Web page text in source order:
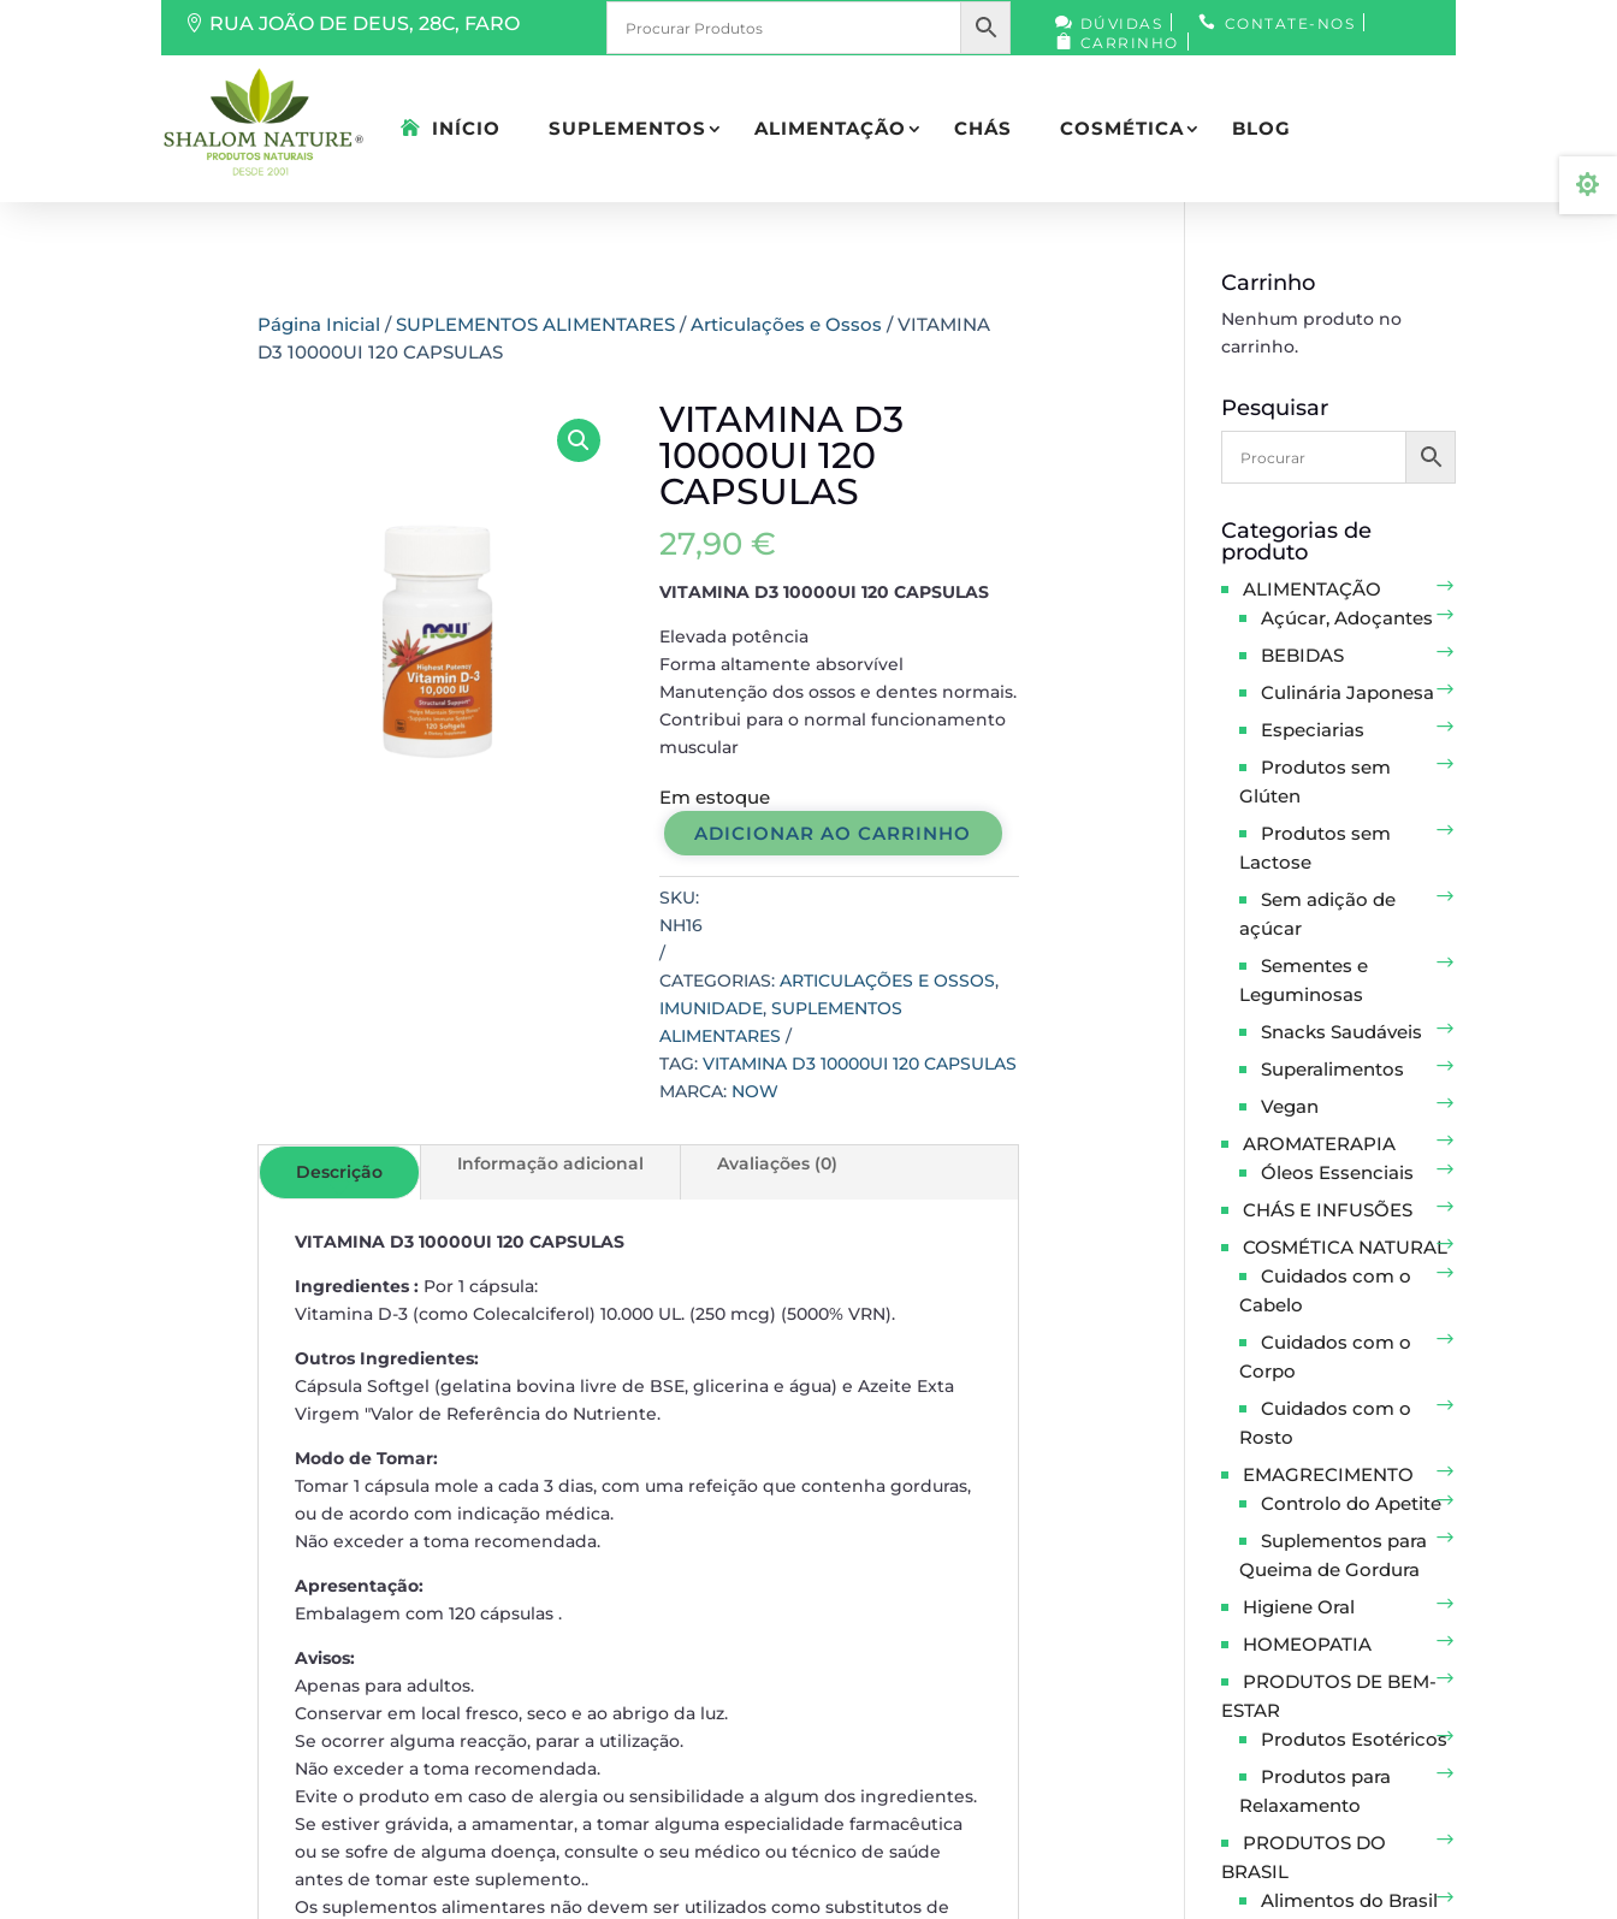
RUA JOÃO DE DEUS, 28C, FARO DÚVIDAS
CONTATE-NOS
CARRINHO
INÍCIO SUPLEMENTOS ALIMENTAÇÃO CHÁS COSMÉTICA BLOG
Página Inicial /SUPLEMENTOS ALIMENTARES/Articulações e Ossos / VITAMINA
D3 10000UI 120 CAPSULAS
VITAMINA D3
10000UI 120
CAPSULAS
27,90 €
VITAMINA D3 10000UI 120 CAPSULAS
Elevada potência
Forma altamente absorvível
Manutenção dos ossos e dentes normais.
Contribui para o normal funcionamento
muscular
Em estoque
VITAMINA
D3
10000UI
120
CAPSULAS
quantidade
ADICIONAR AO CARRINHO
SKU:
NH16
CATEGORIAS: ARTICULAÇÕES E OSSOS,
IMUNIDADE, SUPLEMENTOS
ALIMENTARES
TAG: VITAMINA D3 10000UI 120 CAPSULAS
MARCA: NOW
Descrição Informação adicional Avaliações (0)
VITAMINA D3 10000UI 120 CAPSULAS
Ingredientes : Por 1 cápsula:
Vitamina D-3 (como Colecalciferol) 10.000 UL. (250 mcg) (5000% VRN).
Outros Ingredientes:
Cápsula Softgel (gelatina bovina livre de BSE, glicerina e água) e Azeite Exta
Virgem "Valor de Referência do Nutriente.
Modo de Tomar:
Tomar 1 cápsula mole a cada 3 dias, com uma refeição que contenha gorduras,
ou de acordo com indicação médica.
Não exceder a toma recomendada.
Apresentação:
Embalagem com 120 cápsulas .
Avisos:
Apenas para adultos.
Conservar em local fresco, seco e ao abrigo da luz.
Se ocorrer alguma reacção, parar a utilização.
Não exceder a toma recomendada.
Evite o produto em caso de alergia ou sensibilidade a algum dos ingredientes.
Se estiver grávida, a amamentar, a tomar alguma especialidade farmacêutica
ou se sofre de alguma doença, consulte o seu médico ou técnico de saúde
antes de tomar este suplemento..
Os suplementos alimentares não devem ser utilizados como substitutos de
Carrinho
Nenhum produto no
carrinho.
Pesquisar
Categorias de
produto
ALIMENTAÇÃO
Açúcar, Adoçantes
BEBIDAS
Culinária Japonesa
Especiarias
Produtos sem
Glúten
Produtos sem
Lactose
Sem adição de
açúcar
Sementes e
Leguminosas
Snacks Saudáveis
Superalimentos
Vegan
AROMATERAPIA
Óleos Essenciais
CHÁS E INFUSÕES
COSMÉTICA NATURAL
Cuidados com o
Cabelo
Cuidados com o
Corpo
Cuidados com o
Rosto
EMAGRECIMENTO
Controlo do Apetite
Suplementos para
Queima de Gordura
Higiene Oral
HOMEOPATIA
PRODUTOS DE BEM-
ESTAR
Produtos Esotéricos
Produtos para
Relaxamento
PRODUTOS DO
BRASIL
Alimentos do Brasil
